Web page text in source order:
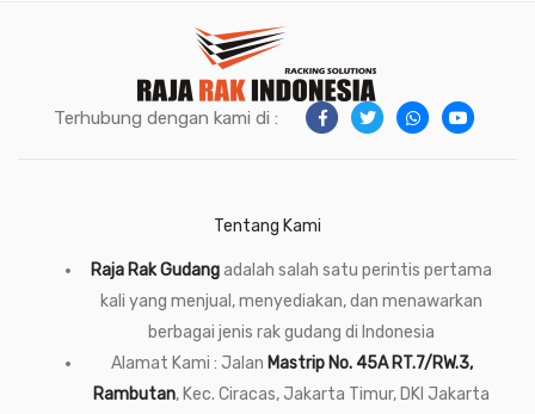
Terhubung dengan kami di :
Tentang Kami
Raja Rak Gudangadalah salah satu perintis pertama
kali yang menjual, menyediakan, dan menawarkan
berbagai jenis rak gudang di Indonesia
Alamat Kami : Jalan Mastrip No. 45A RT.7/RW.3,
Rambutan, Kec. Ciracas, Jakarta Timur, DKI Jakarta